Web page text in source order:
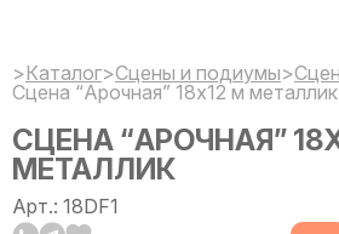
>Каталог>Сцены и подиумы>
Сцена “Арочная” 18х12 м металлик
СЦЕНА “АРОЧНАЯ”
МЕТАЛЛИК
Арт.: 18DF1